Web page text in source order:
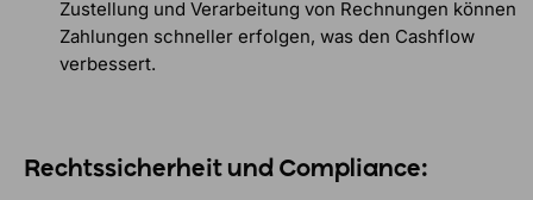
Zustellung und Verarbeitung von Rechnungen können
Zahlungen schneller erfolgen, was den Cashflow
verbessert.
Rechtssicherheit und Compliance: